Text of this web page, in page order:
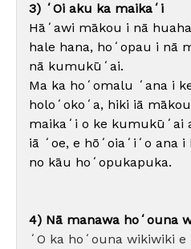
3) ʻOi aku ka maikaʻi
Hāʻawi mākou i nā
hale hana, hoʻopau i nā
nā kumukūʻai.
Ma ka hoʻomalu ʻana i
holoʻokoʻa, hiki iā
maikaʻi o ke kumukūʻai
iā ʻoe, e hōʻoiaʻiʻo ana
no kāu hoʻopukapuka.
4) Nā manawa hoʻouna
ʻO ka hoʻouna wikiwiki